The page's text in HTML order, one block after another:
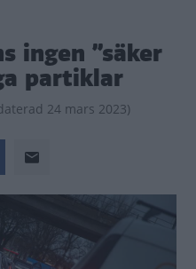
ingen ”säker
partiklar
24 mars 2023)